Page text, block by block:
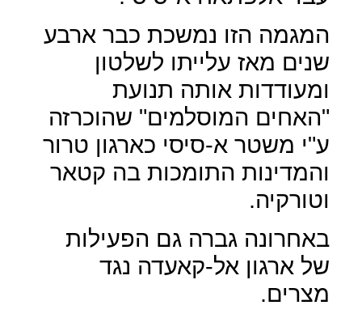
המגמה הזו נמשכת כבר ארבע
שנים מאז עלייתו לשלטון
ומעודדות אותה תנועת
"האחים המוסלמים" שהוכרזה
ע"י משטר א-סיסי כארגון טרור
והמדינות התומכות בה קטאר
וטורקיה.
באחרונה גברה גם הפעילות
של ארגון אל-קאעדה נגד
מצרים.